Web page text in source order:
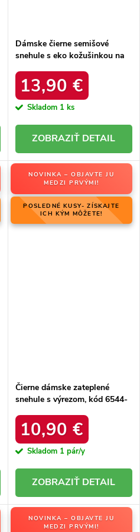
Dámske čierne semišové
snehule s eko kožušinkou na
BLACK
13,90 €
Skladom 1 ks
DETAIL
NOVINKA – OBJAVTE JU
MEDZI PRVÝMI!
POSLEDNÉ KUSY- ZÍSKAJTE
ICH KÝM MÔŽETE!
Čierne dámske zateplené
snehule s výrezom, kód 6544-
10,90 €
Skladom 1 pár/y
DETAIL
NOVINKA – OBJAVTE JU
MEDZI PRVÝMI!